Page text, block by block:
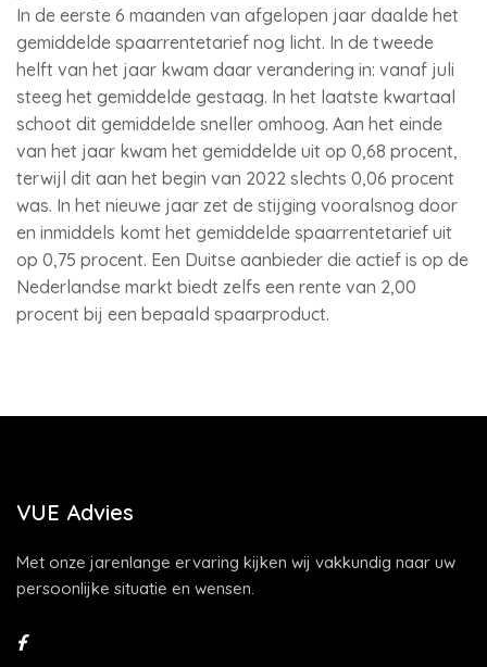
In de eerste 6 maanden van afgelopen jaar daalde het
gemiddelde spaarrentetarief nog licht. In de tweede
helft van het jaar kwam daar verandering in: vanaf juli
steeg het gemiddelde gestaag. In het laatste kwartaal
schoot dit gemiddelde sneller omhoog. Aan het einde
van het jaar kwam het gemiddelde uit op 0,68 procent,
terwijl dit aan het begin van 2022 slechts 0,06 procent
was. In het nieuwe jaar zet de stijging vooralsnog door
en inmiddels komt het gemiddelde spaarrentetarief uit
op 0,75 procent. Een Duitse aanbieder die actief is op de
Nederlandse markt biedt zelfs een rente van 2,00
procent bij een bepaald spaarproduct.
VUE Advies
Met onze jarenlange ervaring kijken wij vakkundig naar uw
persoonlijke situatie en wensen.